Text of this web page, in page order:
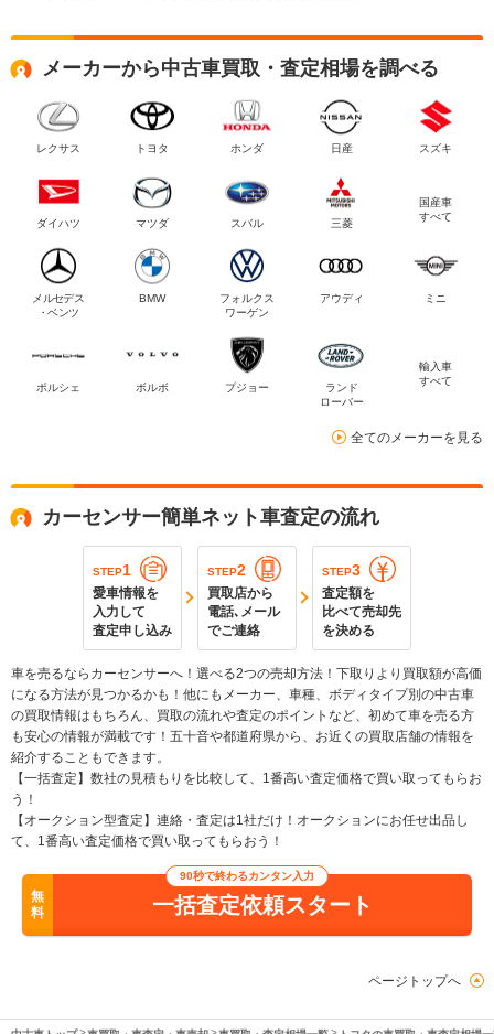
メーカーから中古車買取・査定相場を調べる
レクサス トヨタ ホンダ 日産 スズキ
ダイハツ マツダ スバル 三菱
国産車
すべて
メルセデス
・ベンツ
BMW
フォルクス
ワーゲン
アウディ ミニ
ポルシェ ボルボ プジョー
ランド
ローバー
輸入車
すべて
全てのメーカーを見る
カーセンサー簡単ネット車査定の流れ
STEP1
愛車情報を
入力して
査定申し込み
STEP2
買取店から
電話､メール
でご連絡
STEP3
査定額を
比べて売却先
を決める
車を売るならカーセンサーへ！選べる2つの売却方法！下取りより買取額が高価
になる方法が見つかるかも！他にもメーカー、車種、ボディタイプ別の中古車
の買取情報はもちろん、買取の流れや査定のポイントなど、初めて車を売る方
も安心の情報が満載です！五十音や都道府県から、お近くの買取店舗の情報を
紹介することもできます。
【一括査定】数社の見積もりを比較して、1番高い査定価格で買い取ってもらお
う！
【オークション型査定】連絡・査定は1社だけ！オークションにお任せ出品し
て、1番高い査定価格で買い取ってもらおう！
無
料
90秒で終わるカンタン入力
一括査定依頼スタート
ページトップへ